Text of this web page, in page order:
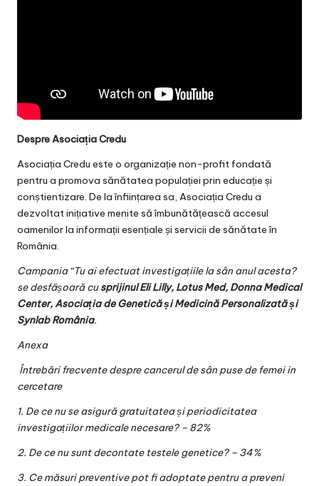
Despre Asociația Credu
Asociația Credu este o organizație non-profit fondată
pentru a promova sănătatea populației prin educație și
conștientizare. De la înființarea sa, Asociația Credu a
dezvoltat inițiative menite să îmbunătățească accesul
oamenilor la informații esențiale și servicii de sănătate în
România.
Campania “Tu ai efectuat investigațiile la sân anul acesta?
se desfășoară cusprijinul Eli Lilly, Lotus Med, Donna Medical
Center, Asociația de Genetică și Medicină Personalizată și
Synlab România.
Anexa
Întrebări frecvente despre cancerul de sân puse de femei in
cercetare
1. De ce nu se asigură gratuitatea și periodicitatea
investigațiilor medicale necesare? – 82%
2. De ce nu sunt decontate testele genetice? – 34%
3. Ce măsuri preventive pot fi adoptate pentru a preveni